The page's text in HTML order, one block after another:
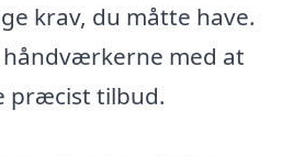
krav, du måtte have.
med at
præcist tilbud.